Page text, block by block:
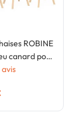
ROBINE
canard pour
avis